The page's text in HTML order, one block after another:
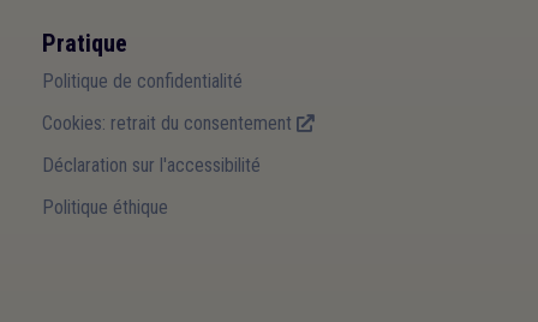
Pratique
Politique de confidentialité
Cookies: retrait du consentement
Déclaration sur l'accessibilité
Politique éthique